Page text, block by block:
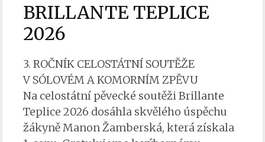
BRILLANTE TEPLICE
2026
3. ROČNÍK CELOSTÁTNÍ SOUTĚŽE
V SÓLOVÉM A KOMORNÍM ZPĚVU
Na celostátní pěvecké soutěži Brillante
Teplice 2026 dosáhla skvělého úspěchu
žákyně Manon Žamberská, která získala